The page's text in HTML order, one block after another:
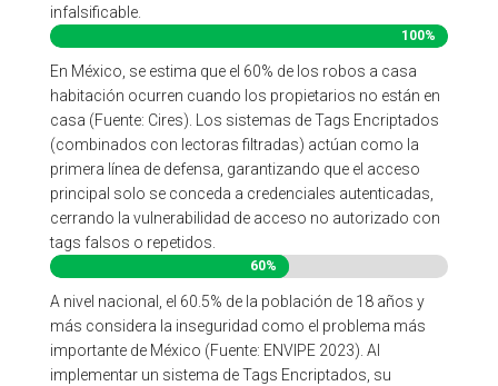
infalsificable.
100%
100%
En México, se estima que el 60% de los robos a casa
habitación ocurren cuando los propietarios no están en
casa (Fuente: Cires). Los sistemas de Tags Encriptados
(combinados con lectoras filtradas) actúan como la
primera línea de defensa, garantizando que el acceso
principal solo se conceda a credenciales autenticadas,
cerrando la vulnerabilidad de acceso no autorizado con
tags falsos o repetidos.
60%
60%
A nivel nacional, el 60.5% de la población de 18 años y
más considera la inseguridad como el problema más
importante de México (Fuente: ENVIPE 2023). Al
implementar un sistema de Tags Encriptados, su